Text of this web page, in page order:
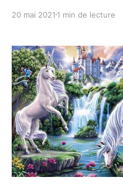
selon les métiers et
des talents créatifs,
20 mai 2021 1 min de lecture